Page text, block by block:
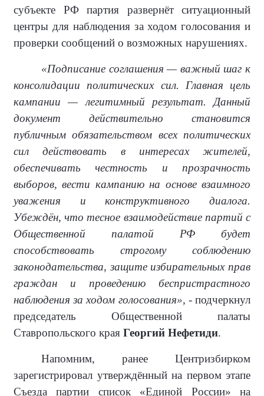
субъекте РФ партия развернёт ситуационный
центры для наблюдения за ходом голосования и
проверки сообщений о возможных нарушениях.
«Подписание соглашения — важный шаг к
консолидации политических сил. Главная цель
кампании — легитимный результат. Данный
документ действительно становится
публичным обязательством всех политических
сил действовать в интересах жителей,
обеспечивать честность и прозрачность
выборов, вести кампанию на основе взаимного
уважения и конструктивного диалога.
Убеждён, что тесное взаимодействие партий с
Общественной палатой РФ будет
способствовать строгому соблюдению
законодательства, защите избирательных прав
граждан и проведению беспристрастного
наблюдения за ходом голосования», - подчеркнул
председатель Общественной палаты
Ставропольского края Георгий Нефетиди.
Напомним, ранее Центризбирком
зарегистрировал утверждённый на первом этапе
Съезда партии список «Единой России» на